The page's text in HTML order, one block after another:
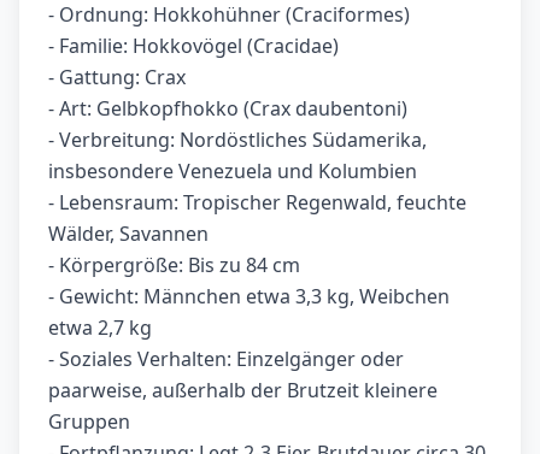
- Ordnung: Hokkohühner (Craciformes)
- Familie: Hokkovögel (Cracidae)
- Gattung: Crax
- Art: Gelbkopfhokko (Crax daubentoni)
- Verbreitung: Nordöstliches Südamerika,
insbesondere Venezuela und Kolumbien
- Lebensraum: Tropischer Regenwald, feuchte
Wälder, Savannen
- Körpergröße: Bis zu 84 cm
- Gewicht: Männchen etwa 3,3 kg, Weibchen
etwa 2,7 kg
- Soziales Verhalten: Einzelgänger oder
paarweise, außerhalb der Brutzeit kleinere
Gruppen